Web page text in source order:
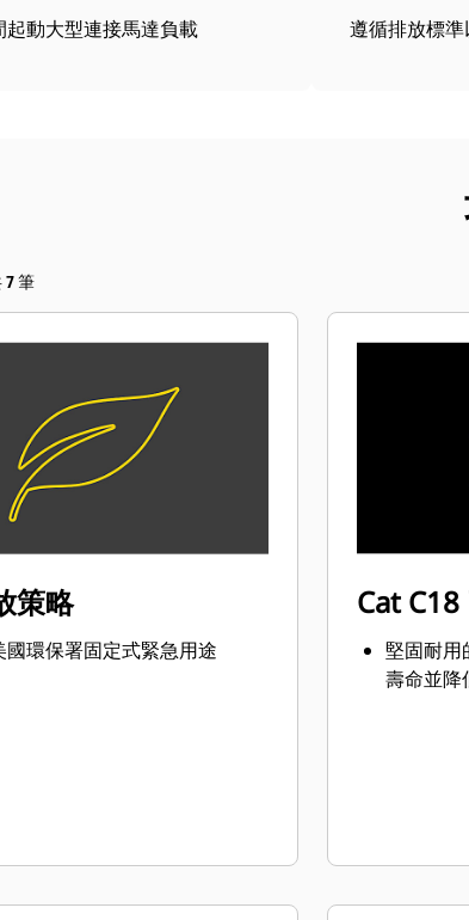
起動大型連接馬達負載 遵循排放標
7 筆
策略
國環保署固定式緊急用途
Cat C18
堅固耐用
壽命並降